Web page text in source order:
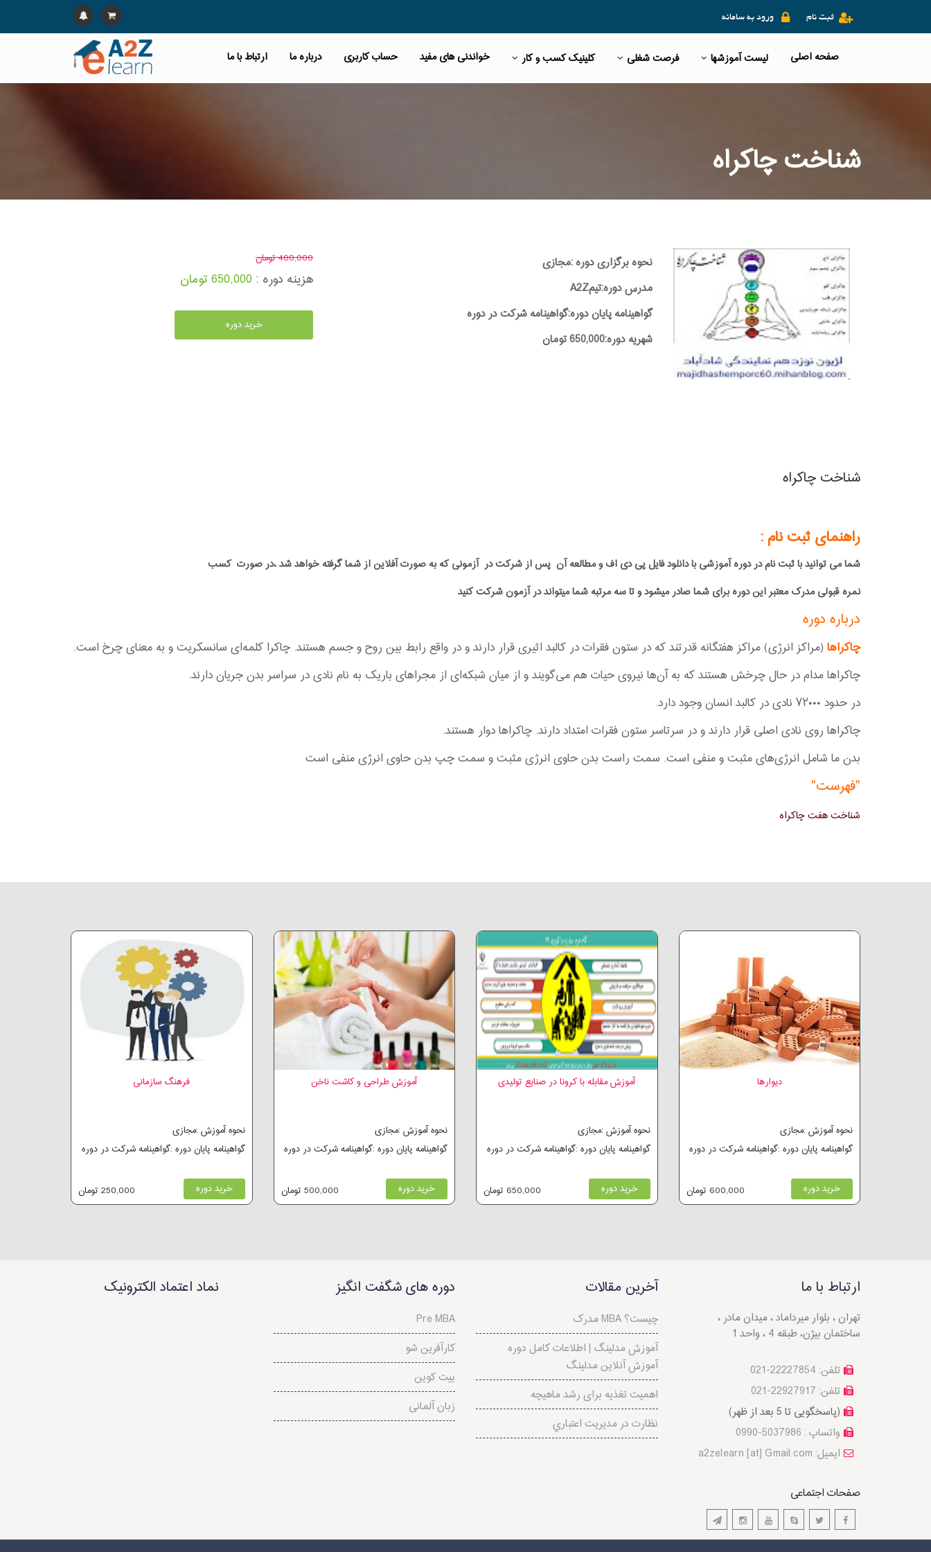
ورود به سامانه ثبت نام
صفحه اصلی لیست آموزشها فرصت شغلی کلینیک کسب و کار خواندنی های مفید حساب کاربری درباره ما ارتباط با ما
شناخت چاکراه
نحوه برگزاری دوره :مجازی
مدرس دوره:تیمA2Z
گواهینامه پایان دوره:گواهینامه شرکت در دوره
شهریه دوره:650,000 تومان
400,000 تومان
هزینه دوره : 650,000 تومان
خرید دوره
شناخت چاکراه
راهنمای ثبت نام :
شما می توانید با ثبت نام در دوره آموزشی با دانلود فایل پی دی اف و مطالعه آن پس از شرکت در آزمونی که به صورت آفلاین از شما گرفته خواهد شد ،در صورت کسب
نمره قبولی مدرک معتبر این دوره برای شما صادر میشود و تا سه مرتبه شما میتواند در آزمون شرکت کنید
درباره دوره
چاکرا‌ها (مراکز انرژی) مراکز هفتگانه قدرتند که در ستون فقرات در کالبد اثیری قرار دارند و در واقع رابط بین روح و جسم هستند. چاکرا کلمه‌ای سانسکریت و به معنای چرخ است.
چاکرا‌ها مدام در حال چرخش هستند که به آن‌ها نیروی حیات هم می‌گویند و از میان شبکه‌ای از مجرا‌های باریک به نام نادی در سراسر بدن جریان دارند.
در حدود ۷۲۰۰۰ نادی در کالبد انسان وجود دارد.
چاکرا‌ها روی نادی اصلی قرار دارند و در سرتاسر ستون فقرات امتداد دارند. چاکرا‌ها دوار هستند.
بدن ما شامل انرژی‌های مثبت و منفی است. سمت راست بدن حاوی انرژی مثبت و سمت چپ بدن حاوی انرژی منفی است
"فهرست"
شناخت هفت چاکراه
فرهنگ سازمانی
نحوه آموزش :مجازی
گواهینامه پایان دوره :گواهینامه شرکت در دوره
خرید دوره 250,000 تومان
آموزش طراحی و کاشت ناخن
نحوه آموزش :مجازی
گواهینامه پایان دوره :گواهینامه شرکت در دوره
خرید دوره 500,000 تومان
آموزش مقابله با کرونا در صنایع تولیدی
نحوه آموزش :مجازی
گواهینامه پایان دوره :گواهینامه شرکت در دوره
خرید دوره 650,000 تومان
دیوارها
نحوه آموزش :مجازی
گواهینامه پایان دوره :گواهینامه شرکت در دوره
خرید دوره 600,000 تومان
ارتباط با ما
تهران ، بلوار میرداماد ، میدان مادر ،
ساختمان بیژن، طبقه 4 ، واحد 1
تلفن: 22227854-021
تلفن: 22927917-021
(پاسخگویی تا 5 بعد از ظهر)
واتساپ : 5037986-0990
a2zelearn [at] Gmail.com :ایمیل
آخرین مقالات
مدرک MBA چیست؟
آموزش مدلینگ | اطلاعات کامل دوره
آموزش آنلاین مدلینگ
اهمیت تغذیه برای رشد ماهیچه
نظارت در مديريت اعتباري
دوره های شگفت انگیز
Pre MBA
کارآفرین شو
بیت کوین
زبان آلمانی
نماد اعتماد الکترونیک
صفحات اجتماعی